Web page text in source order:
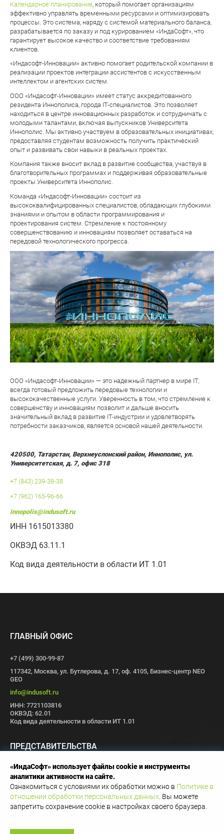
Календарное планирование, который помогает организациям
эффективно управлять временными ресурсами и оптимизировать
процессы. Это система, наряду с системой материального баланса,
разрабатывается по заказу и под курированием «ИндаСофт», что
гарантирует высокое качество и соответствие требованиям
клиентов.
«Индасофт-Инновации» активно помогает родительской компании в
реализации проектов интеграции ассистентов с искусственным
интеллектом и агентских систем.
ООО «Индасофт-Инновации» имеет статус аккредитованного
резидента Иннополиса, города IT-специалистов. Это позволяет
находиться в центре инновационных разработок и сотрудничать с
молодыми талантами, включая выпускников Университета
Иннополис. Мы активно участвуем в образовательных инициативах,
предоставляя студентам возможность получить практический
опыт и развивать свои навыки в реальных проектах.
Компания также вносит вклад в развитие сообщества, участвуя в
благотворительных программах и поддерживая образовательные
проекты Университета Иннополис.
Команда «Индасофт-Инновации» состоит из
высококвалифицированных специалистов, обладающих глубокими
знаниями и опытом в области программирования и
проектирования систем. Стремление к постоянному
совершенствованию и инновациям позволяет оставаться на
передовой технологического прогресса.
ООО «Индасофт-Инновации» — это надежный партнер в мире IT,
всегда готовый предложить передовые технологии и
высококачественные услуги. Уверенность в том, что стремление к
совершенству и инновациям позволит и дальше вносить
значительный вклад в развитие IT-индустрии и удовлетворять
потребности заказчиков, является основой нашей деятельности.
420500, Татарстан, Верхнеуслонский район, Иннополис, ул.
Университетская, д. 7, офис 318
+7 (843) 239-38-38
+7 (962) 165-96-66
innopolis@indusoft.ru
ИНН 1615013380
ОКВЭД 63.11.1
Код вида деятельности в области ИТ 1.01
ГЛАВНЫЙ ОФИС
+7 (499) 300-99-87
117342, Москва, ул. Бутлерова, д. 17, оф. 4105, Бизнес-центр NEO
GEO
info@indusoft.ru
ИНН: 7721103816
ОКВЭД: 62.01
Код вида деятельности в области ИТ 1.01
ПРЕДСТАВИТЕЛЬСТВА
Москва Санкт-Петербург Пермь Иваново Волгоград
Томск
Иннополис
Copyright © 1996-2026 OOO
«ИндаСофт»
«ИндаСофт» использует файлы cookie и инструменты
аналитики активности на сайте.
Ознакомиться с условиями их обработки можно в Политике в
отношении обработки персональных данных . Вы можете
запретить сохранение cookie в настройках своего браузера.